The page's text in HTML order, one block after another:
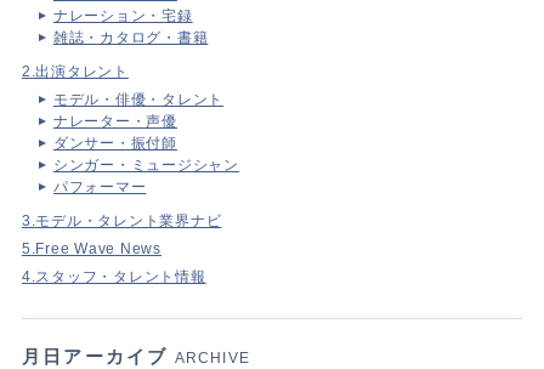
ナレーション・宅録
雑誌・カタログ・書籍
2.出演タレント
モデル・俳優・タレント
ナレーター・声優
ダンサー・振付師
シンガー・ミュージシャン
パフォーマー
3.モデル・タレント業界ナビ
5.Free Wave News
4.スタッフ・タレント情報
月日アーカイブ ARCHIVE